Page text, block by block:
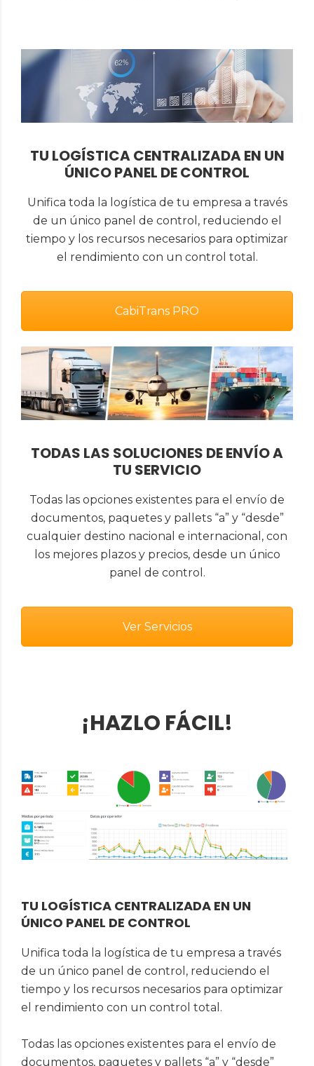
TU LOGÍSTICA CENTRALIZADA EN UN
ÚNICO PANEL DE CONTROL
Unifica toda la logística de tu empresa a través
de un único panel de control, reduciendo el
tiempo y los recursos necesarios para optimizar
el rendimiento con un control total.
CabiTrans PRO
TODAS LAS SOLUCIONES DE ENVÍO A
TU SERVICIO
Todas las opciones existentes para el envío de
documentos, paquetes y pallets “a” y “desde”
cualquier destino nacional e internacional, con
los mejores plazos y precios, desde un único
panel de control.
Ver Servicios
¡HAZLO FÁCIL!
TU LOGÍSTICA CENTRALIZADA EN UN
ÚNICO PANEL DE CONTROL
Unifica toda la logística de tu empresa a través
de un único panel de control, reduciendo el
tiempo y los recursos necesarios para optimizar
el rendimiento con un control total.
Todas las opciones existentes para el envío de
documentos, paquetes y pallets “a” y “desde”